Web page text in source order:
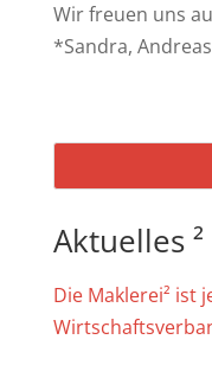
Wir freuen uns
*Sandra,
Aktuelles ²
Die Maklerei² ist